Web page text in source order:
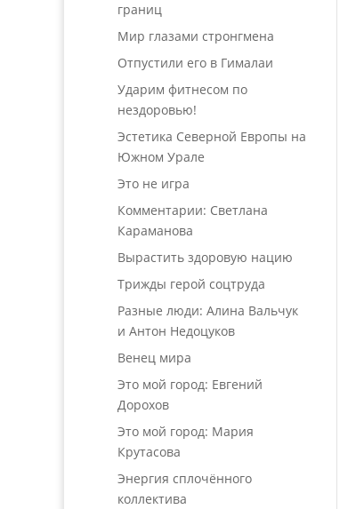
границ
Мир глазами стронгмена
Отпустили его в Гималаи
Ударим фитнесом по
нездоровью!
Эстетика Северной Европы на
Южном Урале
Это не игра
Комментарии: Светлана
Караманова
Вырастить здоровую нацию
Трижды герой соцтруда
Разные люди: Алина Вальчук
и Антон Недоцуков
Венец мира
Это мой город: Евгений
Дорохов
Это мой город: Мария
Крутасова
Энергия сплочённого
коллектива